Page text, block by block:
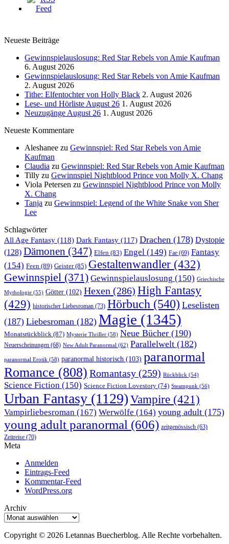
Neueste Beiträge
Gewinnspielauslosung: Red Star Rebels von Amie Kaufman
6. August 2026
Gewinnspielauslosung: Red Star Rebels von Amie Kaufman
2. August 2026
Tithe: Elfentochter von Holly Black 2. August 2026
Lese- und Hörliste August 26 1. August 2026
Neuzugänge August 26 1. August 2026
Neueste Kommentare
Aleshanee zu Gewinnspiel: Red Star Rebels von Amie
Kaufman
Claudia zu Gewinnspiel: Red Star Rebels von Amie Kaufman
Tilly zu Gewinnspiel Nightblood Prince von Molly X. Chang
Viola Petersen zu Gewinnspiel Nightblood Prince von Molly
X. Chang
Tanja zu Gewinnspiel: Legend of the White Snake von Sher
Lee
Schlagwörter
All Age Fantasy (118) Dark Fantasy (117) Drachen (178) Dystopie
(128) Dämonen (347) Elfen (83) Engel (149) Fae (69) Fantasy
(154) Feen (89) Geister(85) Gestaltenwandler (432)
Gewinnspiel (371) Gewinnspielauslosung (150) Griechische
Mythologie (55) Götter (102) Hexen (286) High Fantasy
(429) historischer Liebesroman (73) Hörbuch (540) Leselisten
(187) Liebesroman (182) Magie (1345)
Monatsrückblick (87) Mysterie Thriller (58) Neue Bücher (190)
Neuerscheinungen (68) New Adult Paranormal (62) Parallelwelt (182)
paranormal Erotik (58) paranormal historisch (103) paranormal
Romance (808) Romantasy (259) Rückblick (54)
Science Fiction (150) Science Fiction Lovestory (74) Steampunk (56)
Urban Fantasy (1129) Vampire (421)
Vampirliebesroman (167) Werwölfe (164) young adult (175)
young adult paranormal (606) zeitgenössisch (63)
Zeitreise (70)
Meta
Anmelden
Eintrags-Feed
Kommentar-Feed
WordPress.org
Archiv
Archiv
Copyright © 2026 Letannas Buecherblog. Alle Rechte vorbehalten.